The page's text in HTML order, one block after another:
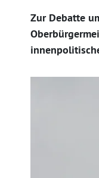
Zur Debatte